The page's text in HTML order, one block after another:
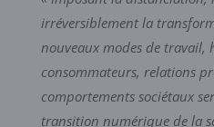
irréversiblement la
nouveaux modes de travail,
consommateurs, relations
comportements sociétaux
transition numérique de la